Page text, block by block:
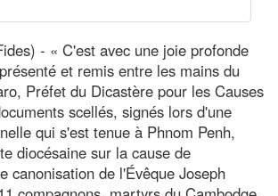
- « C'est avec une joie profonde
et remis entre les mains du
Préfet du Dicastère pour les Causes
scellés, signés lors d'une
qui s'est tenue à Phnom Penh,
diocésaine sur la cause de
canonisation de l'Évêque Joseph